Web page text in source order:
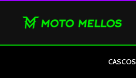
CASCOS